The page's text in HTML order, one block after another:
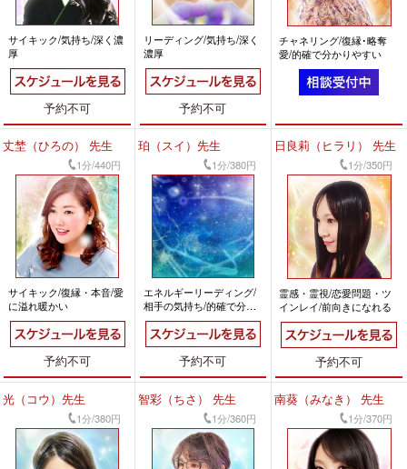
サイキック/気持ち/深く濃
厚
予約不可
リーディング/気持ち/深く
濃厚
予約不可
チャネリング/復縁･略奪
愛/的確で分かりやすい
丈埜（ひろの） 先生
1分/440円
サイキック/復縁・本音/愛
に溢れ暖かい
予約不可
珀（スイ）先生
1分/380円
エネルギーリーディング/
相手の気持ち/的確で分か
りやすい
予約不可
日良莉（ヒラリ） 先生
1分/350円
霊感・霊視/恋愛問題・ツ
インレイ/前向きになれる
予約不可
光（コウ）先生
1分/380円
智彩（ちさ） 先生
1分/360円
南葵（みなき） 先生
1分/370円